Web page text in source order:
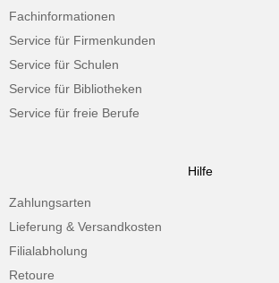
Fachinformationen
Service für Firmenkunden
Service für Schulen
Service für Bibliotheken
Service für freie Berufe
Hilfe
Zahlungsarten
Lieferung & Versandkosten
Filialabholung
Retoure